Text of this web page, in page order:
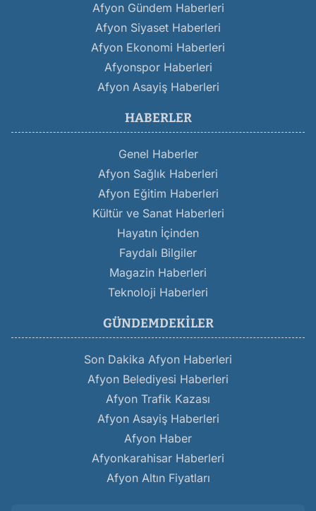
Afyon Gündem Haberleri
Afyon Siyaset Haberleri
Afyon Ekonomi Haberleri
Afyonspor Haberleri
Afyon Asayiş Haberleri
HABERLER
Genel Haberler
Afyon Sağlık Haberleri
Afyon Eğitim Haberleri
Kültür ve Sanat Haberleri
Hayatın İçinden
Faydalı Bilgiler
Magazin Haberleri
Teknoloji Haberleri
GÜNDEMDEKILER
Son Dakika Afyon Haberleri
Afyon Belediyesi Haberleri
Afyon Trafik Kazası
Afyon Asayiş Haberleri
Afyon Haber
Afyonkarahisar Haberleri
Afyon Altın Fiyatları